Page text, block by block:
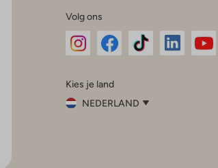
Volg ons
InstagramFacebook
Kies je land
NEDERLAND